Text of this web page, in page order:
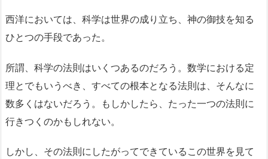
西洋においては、科学は世界の成り立ち、神の御技を知る
ひとつの手段であった。
所謂、科学の法則はいくつあるのだろう。数学における定
理とでもいうべき、すべての根本となる法則は、そんなに
数多くはないだろう。もしかしたら、たった一つの法則に
行きつくのかもしれない。
しかし、その法則にしたがってできているこの世界を見て